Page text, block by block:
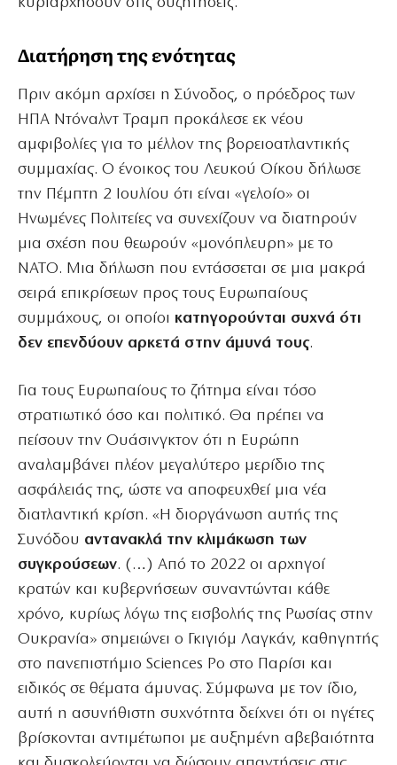
Διατήρηση της ενότητας
Πριν ακόμη αρχίσει η Σύνοδος, ο πρόεδρος των
ΗΠΑ Ντόναλντ Τραμπ προκάλεσε εκ νέου
αμφιβολίες για το μέλλον της βορειοατλαντικής
συμμαχίας. Ο ένοικος του Λευκού Οίκου δήλωσε
την Πέμπτη 2 Ιουλίου ότι είναι «γελοίο» οι
Ηνωμένες Πολιτείες να συνεχίζουν να διατηρούν
μια σχέση που θεωρούν «μονόπλευρη» με το
ΝΑΤΟ. Μια δήλωση που εντάσσεται σε μια μακρά
σειρά επικρίσεων προς τους Ευρωπαίους
συμμάχους, οι οποίοι κατηγορούνται συχνά ότι
δεν επενδύουν αρκετά στην άμυνά τους.
Για τους Ευρωπαίους το ζήτημα είναι τόσο
στρατιωτικό όσο και πολιτικό. Θα πρέπει να
πείσουν την Ουάσινγκτον ότι η Ευρώπη
αναλαμβάνει πλέον μεγαλύτερο μερίδιο της
ασφάλειάς της, ώστε να αποφευχθεί μια νέα
διατλαντική κρίση. «Η διοργάνωση αυτής της
Συνόδου αντανακλά την κλιμάκωση των
συγκρούσεων. (…) Από το 2022 οι αρχηγοί
κρατών και κυβερνήσεων συναντώνται κάθε
χρόνο, κυρίως λόγω της εισβολής της Ρωσίας στην
Ουκρανία» σημειώνει ο Γκιγιόμ Λαγκάν, καθηγητής
στο πανεπιστήμιο Sciences Po στο Παρίσι και
ειδικός σε θέματα άμυνας. Σύμφωνα με τον ίδιο,
αυτή η ασυνήθιστη συχνότητα δείχνει ότι οι ηγέτες
βρίσκονται αντιμέτωποι με αυξημένη αβεβαιότητα